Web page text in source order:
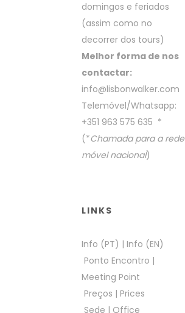
domingos e feriados
(assim como no
decorrer dos tours)
Melhor forma de nos
contactar:
info@lisbonwalker.com
Telemóvel/Whatsapp:
+351 963 575 635 *
(*Chamada para a rede
móvel nacional)
LINKS
Info (PT) | Info (EN)
Ponto Encontro |
Meeting Point
Preços | Prices
Sede | Office